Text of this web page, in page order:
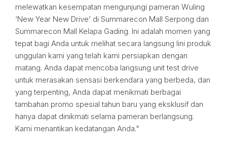
melewatkan kesempatan mengunjungi pameran Wuling
‘New Year New Drive’ di Summarecon Mall Serpong dan
Summarecon Mall Kelapa Gading. Ini adalah momen yang
tepat bagi Anda untuk melihat secara langsung lini produk
unggulan kami yang telah kami persiapkan dengan
matang. Anda dapat mencoba langsung unit test drive
untuk merasakan sensasi berkendara yang berbeda, dan
yang terpenting, Anda dapat menikmati berbagai
tambahan promo spesial tahun baru yang eksklusif dan
hanya dapat dinikmati selama pameran berlangsung.
Kami menantikan kedatangan Anda."